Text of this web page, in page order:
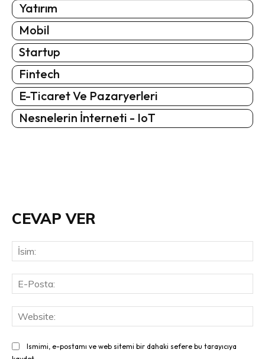
Yatırım
Mobil
Startup
Fintech
E-Ticaret Ve Pazaryerleri
Nesnelerin İnterneti - IoT
CEVAP VER
Ismimi, e-postamı ve web sitemi bir dahaki sefere bu tarayıcıya